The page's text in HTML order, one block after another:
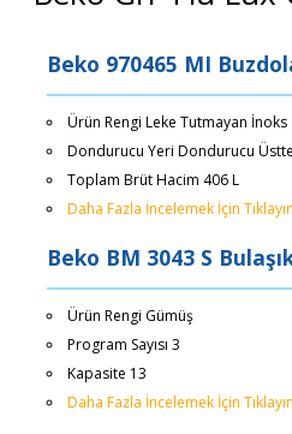
Beko 970465 MI
Ürün Rengi Leke Tutmayan İnoks
Dondurucu Yeri Dondurucu Üstte
Toplam Brüt Hacim 406 L
Daha Fazla İncelemek İçin Tıklayın
Beko BM 3043 S
Ürün Rengi Gümüş
Program Sayısı 3
Kapasite 13
Daha Fazla İncelemek İçin Tıklayın